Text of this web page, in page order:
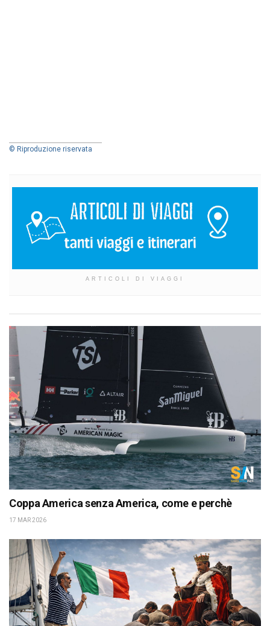
© Riproduzione riservata
ARTICOLI DI VIAGGI
Coppa America senza America, come e perchè
17 MAR 2026